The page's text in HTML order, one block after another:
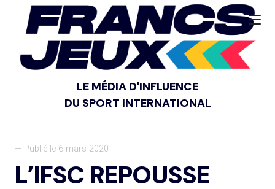
LE MÉDIA D'INFLUENCE
DU SPORT INTERNATIONAL
— Publié le 6 mars 2020
L’IFSC REPOUSSE